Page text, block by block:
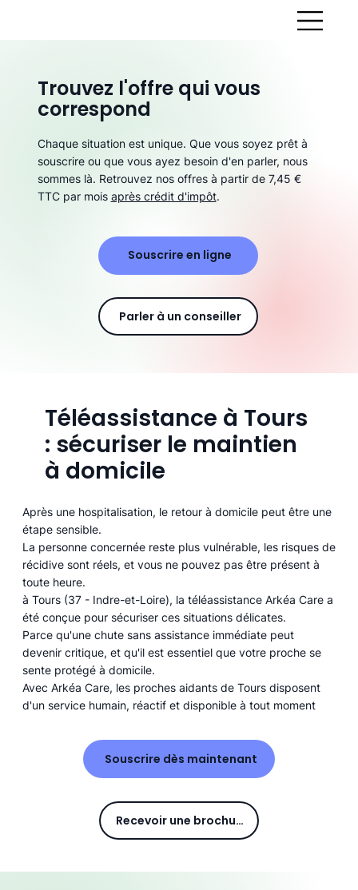
Téléassistance à Tours
: sécuriser le maintien
à domicile
Après une hospitalisation, le retour à domicile peut être une
étape sensible.
La personne concernée reste plus vulnérable, les risques de
récidive sont réels, et vous ne pouvez pas être présent à
toute heure.
à Tours (37 - Indre-et-Loire), la téléassistance Arkéa Care a
été conçue pour sécuriser ces situations délicates.
Parce qu'une chute sans assistance immédiate peut
devenir critique, et qu'il est essentiel que votre proche se
sente protégé à domicile.
Avec Arkéa Care, les proches aidants de Tours disposent
d'un service humain, réactif et disponible à tout moment
Souscrire dès maintenant
Recevoir une brochure
Trouvez l'offre qui vous
correspond
Chaque situation est unique. Que vous soyez prêt à
souscrire ou que vous ayez besoin d'en parler, nous
sommes là. Retrouvez nos offres à partir de 7,45 €
TTC par mois après crédit d'impôt.
Souscrire en ligne
Parler à un conseiller